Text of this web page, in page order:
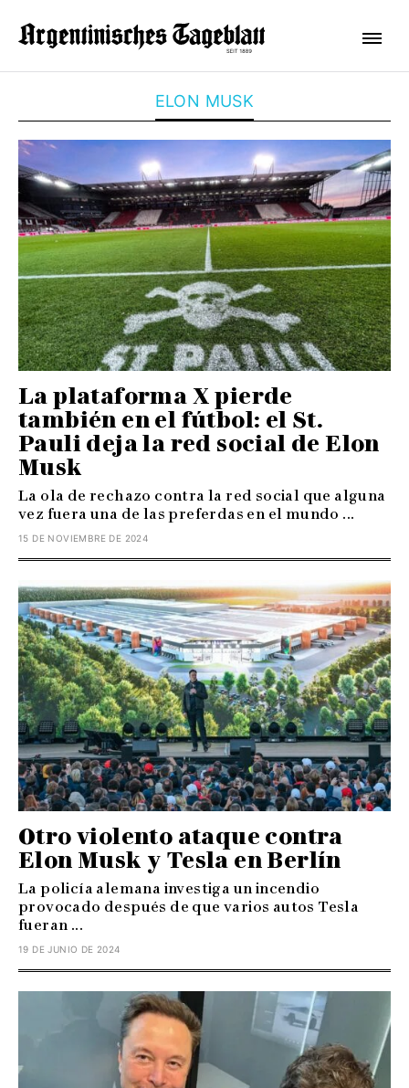
ELON MUSK
La plataforma X pierde
también en el fútbol: el St.
Pauli deja la red social de Elon
Musk
La ola de rechazo contra la red social que alguna
vez fuera una de las preferdas en el mundo ...
15 DE NOVIEMBRE DE 2024
Otro violento ataque contra
Elon Musk y Tesla en Berlín
La policía alemana investiga un incendio
provocado después de que varios autos Tesla
fueran ...
19 DE JUNIO DE 2024